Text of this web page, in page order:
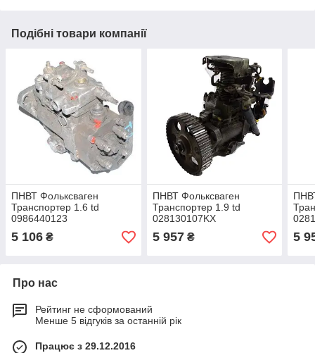
Подібні товари компанії
ПНВТ Фольксваген
Транспортер 1.6 td
0986440123
5 106 ₴
ПНВТ Фольксваген
Транспортер 1.9 td
028130107KX
5 957₴ 5
Про нас
Рейтинг не сформований
Менше 5 відгуків за останній рік
Працює з 29.12.2016